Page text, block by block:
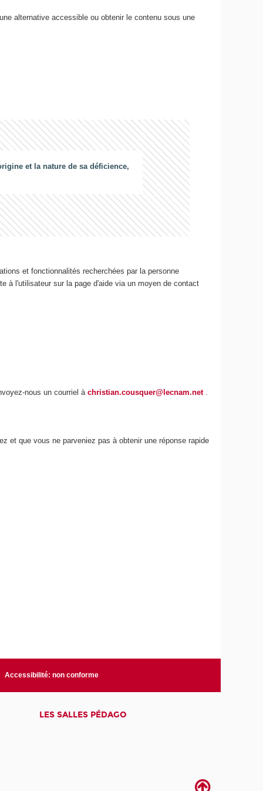
alternative accessible ou obtenir le contenu sous une
et la nature de sa déficience,
et fonctionnalités recherchées par la personne
à l'utilisateur sur la page d'aide via un moyen de contact
nous un courriel àchristian.cousquer@lecnam.net
et que vous ne parveniez pas à obtenir une réponse rapide
Accessibilité: non conforme
LES SALLES PÉDAGO